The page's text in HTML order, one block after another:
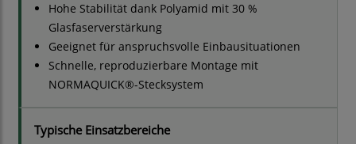
Hohe Stabilität dank Polyamid mit 30 %
Glasfaserverstärkung
Geeignet für anspruchsvolle Einbausituationen
Schnelle, reproduzierbare Montage mit
NORMAQUICK®-Stecksystem
Typische Einsatzbereiche